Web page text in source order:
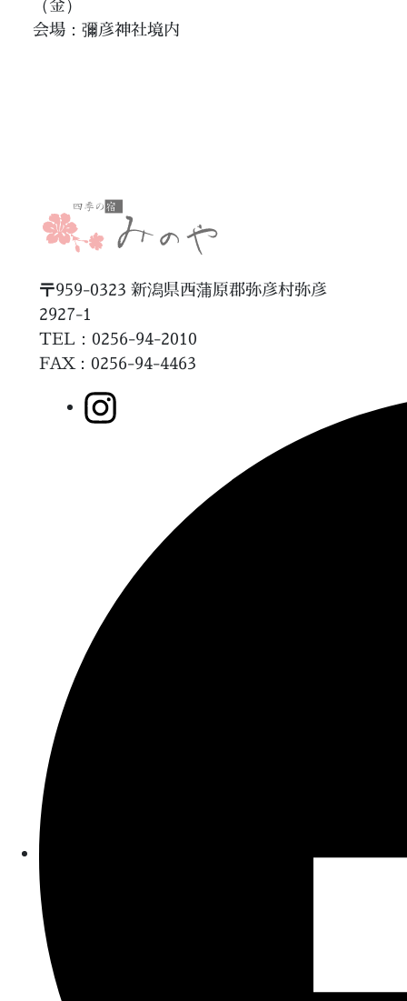
（金）
会場：彌彦神社境内
〒959-0323 新潟県西蒲原郡弥彦村弥彦
2927-1
TEL：0256-94-2010
FAX：0256-94-4463